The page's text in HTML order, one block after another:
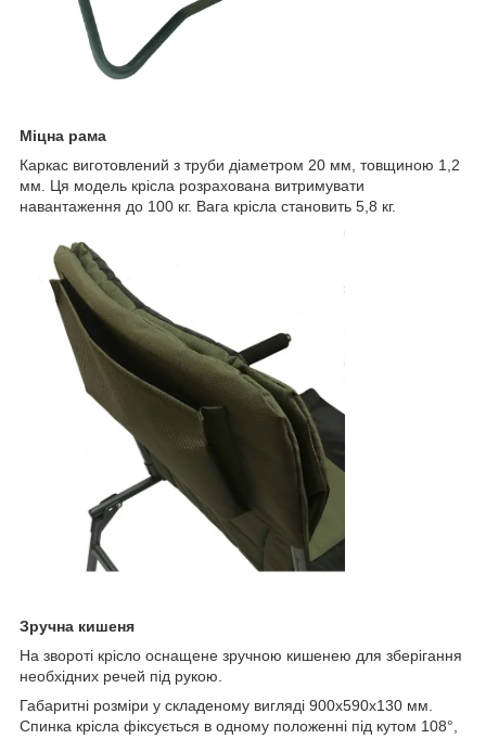
Міцна рама
Каркас виготовлений з труби діаметром 20 мм, товщиною 1,2
мм. Ця модель крісла розрахована витримувати
навантаження до 100 кг. Вага крісла становить 5,8 кг.
Зручна кишеня
На звороті крісло оснащене зручною кишенею для зберігання
необхідних речей під рукою.
Габаритні розміри у складеному вигляді 900х590х130 мм.
Спинка крісла фіксується в одному положенні під кутом 108°,